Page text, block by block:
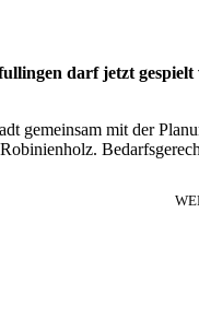
darf jetzt
gemeinsam mit der